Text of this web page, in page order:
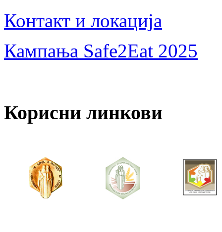
Контакт и локација
Кампања Safe2Eat 2025
Корисни линкови